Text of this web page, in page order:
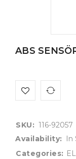
ABS
SKU: 116-92057
Availability:
Categories: